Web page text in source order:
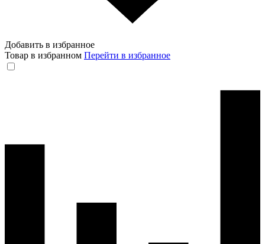
Добавить в избранное
Товар в избранном Перейти в избранное